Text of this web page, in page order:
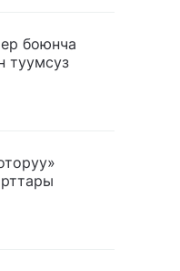
боюнча
туумсуз